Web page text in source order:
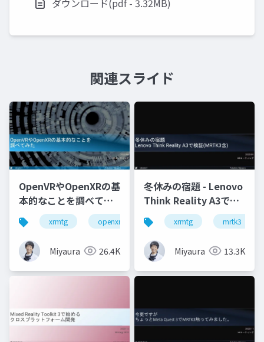
ダウンロード(pdf - 3.32MB)
関連スライド
OpenVRやOpenXRの基
本的なことを調べてみ
た
xrmtg openxr openvr hololens
Miyaura 26.4K
冬休みの宿題 - Lenovo
Think Reality A3で検
証(MRTK3含)
xrmtg mrtk3
Miyaura 13.3K